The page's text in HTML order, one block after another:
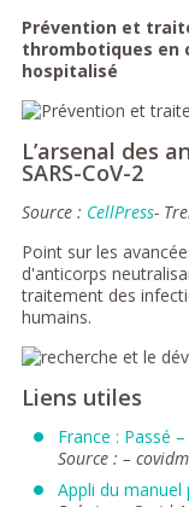
Prévention et
thrombotiques en
hospitalisé
L’arsenal des
SARS-CoV-2
Source : CellPress-
Point sur les
d'anticorps
traitement des
humains.
Liens utiles
France : Passé
Source : –
Appli du